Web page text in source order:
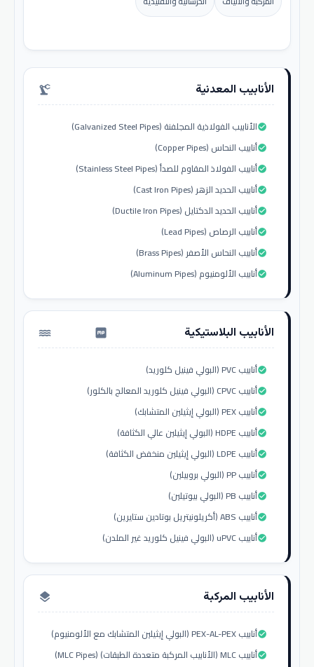
الأنابيب المعدنية precision_manufacturing
الأنابيب الفولاذية المجلفنة (Galvanized Steel Pipes)check_circle
أنابيب النحاس (Copper Pipes)check_circle
أنابيب الفولاذ المقاوم للصدأ (Stainless Steel Pipes)check_circle
أنابيب الحديد الزهر (Cast Iron Pipes)check_circle
أنابيب الحديد الدكتايل (Ductile Iron Pipes)check_circle
أنابيب الرصاص (Lead Pipes)check_circle
أنابيب النحاس الأصفر (Brass Pipes)check_circle
أنابيب الألومنيوم (Aluminum Pipes)check_circle
الأنابيب البلاستيكية water_pump
أنابيب PVC (البولي فينيل كلوريد)check_circle
أنابيب CPVC (البولي فينيل كلوريد المعالج بالكلور)check_circle
أنابيب PEX (البولي إيثيلين المتشابك)check_circle
أنابيب HDPE (البولي إيثيلين عالي الكثافة)check_circle
أنابيب LDPE (البولي إيثيلين منخفض الكثافة)check_circle
أنابيب PP (البولي بروبيلين)check_circle
أنابيب PB (البولي بيوتيلين)check_circle
أنابيب ABS (أكريلونيتريل بوتادين ستايرين)check_circle
أنابيب uPVC (البولي فينيل كلوريد غير الملدن)check_circle
الأنابيب المركبة layers
أنابيب PEX-AL-PEX (البولي إيثيلين المتشابك مع الألومنيوم)check_circle
أنابيب MLC (الأنابيب المركبة متعددة الطبقات) (MLC Pipes)check_circle